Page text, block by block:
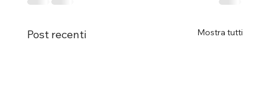
Post recenti Mostra tutti